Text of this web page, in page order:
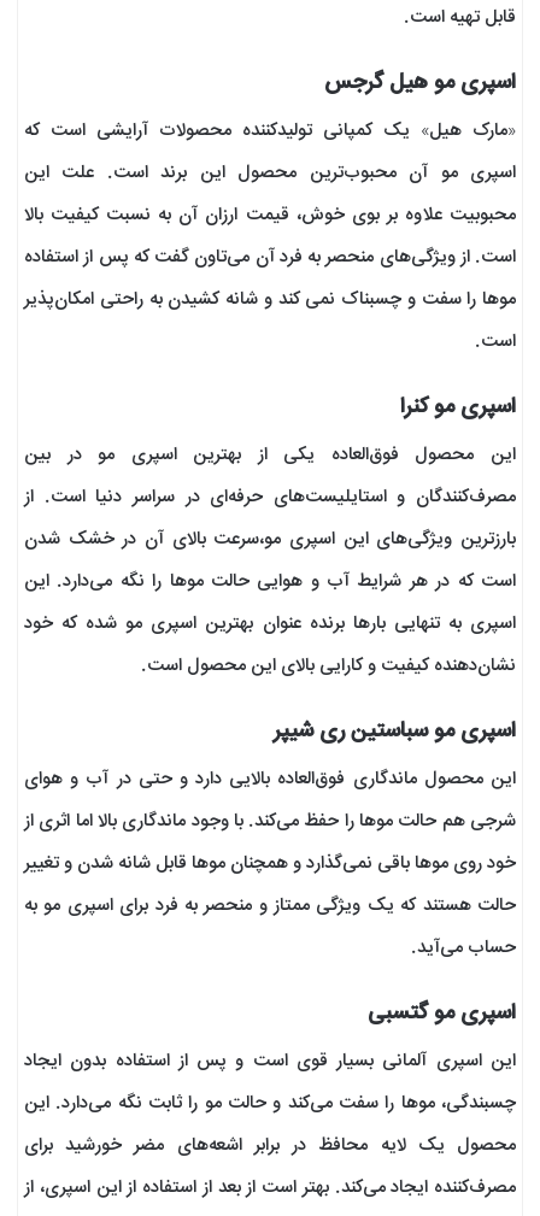
قابل تهیه است.
اسپری مو هیل گرجس
«مارک هیل» یک کمپانی تولیدکننده محصولات آرایشی است که
اسپری مو آن محبوب‌ترین محصول این برند است. علت این
محبوبیت علاوه بر بوی خوش، قیمت ارزان آن به نسبت کیفیت بالا
است. از ویژگی‌های منحصر به فرد آن می‌تاون گفت که پس از استفاده
موها را سفت و چسبناک نمی کند و شانه کشیدن به راحتی امکان‌پذیر
است.
اسپری مو کنرا
این محصول فوق‌العاده یکی از بهترین اسپری مو در بین
مصرف‌کنندگان و استایلیست‌های حرفه‌ای در سراسر دنیا است. از
بارزترین ویژگی‌های این اسپری مو،سرعت بالای آن در خشک شدن
است که در هر شرایط آب و هوایی حالت موها را نگه می‌دارد. این
اسپری به تنهایی بارها برنده عنوان بهترین اسپری مو شده که خود
نشان‌دهنده کیفیت و کارایی بالای این محصول است.
اسپری مو سباستین ری شیپر
این محصول ماندگاری فوق‌العاده بالایی دارد و حتی در آب و هوای
شرجی هم حالت موها را حفظ می‌کند. با وجود ماندگاری بالا اما اثری از
خود روی موها باقی نمی‌گذارد و همچنان موها قابل شانه شدن و تغییر
حالت هستند که یک ویژگی ممتاز و منحصر به فرد برای اسپری مو به
حساب می‌آید.
اسپری مو گتسبی
این اسپری آلمانی بسیار قوی است و پس از استفاده بدون ایجاد
چسبندگی، مو‌ها را سفت می‌کند و حالت مو را ثابت نگه می‌دارد. این
محصول یک لایه محافظ در برابر اشعه‌های مضر خورشید برای
مصرف‌کننده ایجاد می‌کند. بهتر است از بعد از استفاده از این اسپری، از